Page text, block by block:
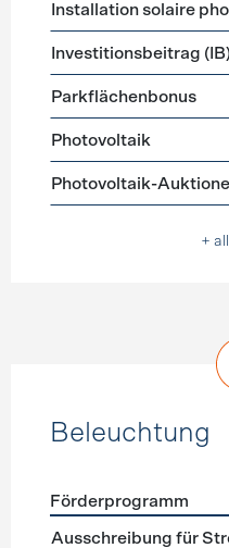
Installation solaire
Investitionsbeitrag
Parkflächenbonus
Photovoltaik
Photovoltaik-
+
Beleuchtung
Förderprogramme
Förderprogramm
Ausschreibung für